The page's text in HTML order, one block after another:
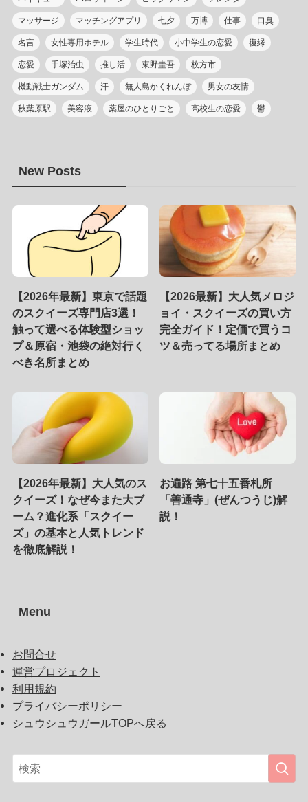
マッサージ マッチングアプリ 七夕 万博 仕事 口臭
名言 女性専用ホテル 学生時代 小中学生の恋愛 復縁
恋愛 手塚治虫 推し活 東野圭吾 枚方市
機動戦士ガンダム 汗 無人島かくれんぼ 男女の友情
秋葉原駅 美容液 薬屋のひとりごと 高校生の恋愛 鬱
New Posts
【2026年最新】東京で話題
のスクイーズ専門店3選！
触って選べる体験型ショッ
プ＆原宿・池袋の絶対行く
べき名所まとめ
【2026最新】大人気メロジ
ョイ・スクイーズの買い方
完全ガイド！定価で買うコ
ツ＆売ってる場所まとめ
【2026年最新】大人気のス
クイーズ！なぜ今また大ブ
ーム？進化系「スクイー
ズ」の基本と人気トレンド
を徹底解説！
お遍路 第七十五番札所
「善通寺」(ぜんつうじ)解
説！
Menu
お問合せ
運営プロジェクト
利用規約
プライバシーポリシー
シュウシュウガールTOPへ戻る